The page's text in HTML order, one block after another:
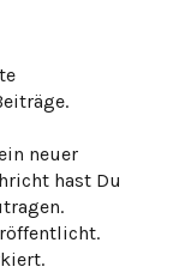
neuer
hast Du